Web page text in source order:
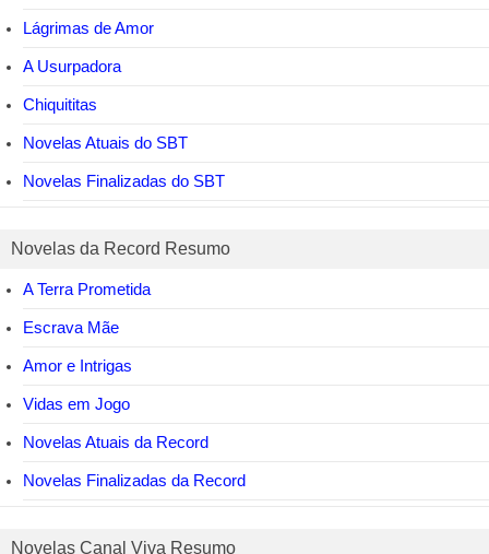
Lágrimas de Amor
A Usurpadora
Chiquititas
Novelas Atuais do SBT
Novelas Finalizadas do SBT
Novelas da Record Resumo
A Terra Prometida
Escrava Mãe
Amor e Intrigas
Vidas em Jogo
Novelas Atuais da Record
Novelas Finalizadas da Record
Novelas Canal Viva Resumo